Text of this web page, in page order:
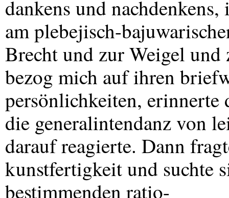
dankens und
am plebejisch-
Brecht und zur Weigel
bezog mich auf ihren
persönlichkeiten, erinnerte
die generalintendanz von
darauf reagierte. Dann
kunstfertigkeit und suchte
bestimmenden ratio-